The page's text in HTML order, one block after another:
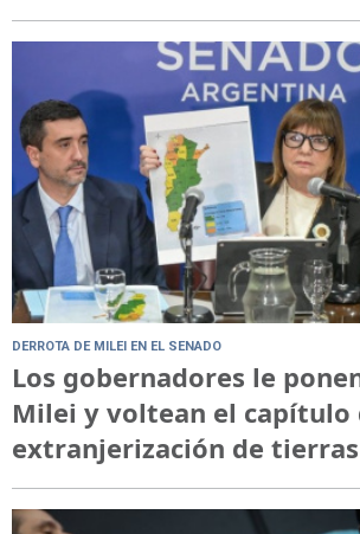
DERROTA DE MILEI EN EL SENADO
Los gobernadores le
Milei y voltean el capítulo
extranjerización de tierras